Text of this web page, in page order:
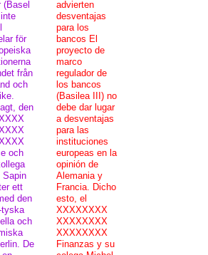
(Basel
inte
för
från
och
den
och
Sapin
ett
den
och
De
advierten
desventajas
para los
bancos El
proyecto de
marco
regulador de
los bancos
(Basilea III) no
debe dar lugar
a desventajas
para las
instituciones
europeas en la
opinión de
Alemania y
Francia. Dicho
esto, el
XXXXXXXX
XXXXXXXX
XXXXXXXX
Finanzas y su